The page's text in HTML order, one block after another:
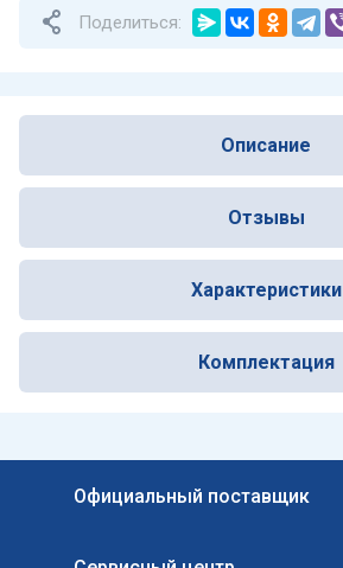
Поделиться:
Описание
Отзывы
Характеристики
Комплектация
Официальный поставщик